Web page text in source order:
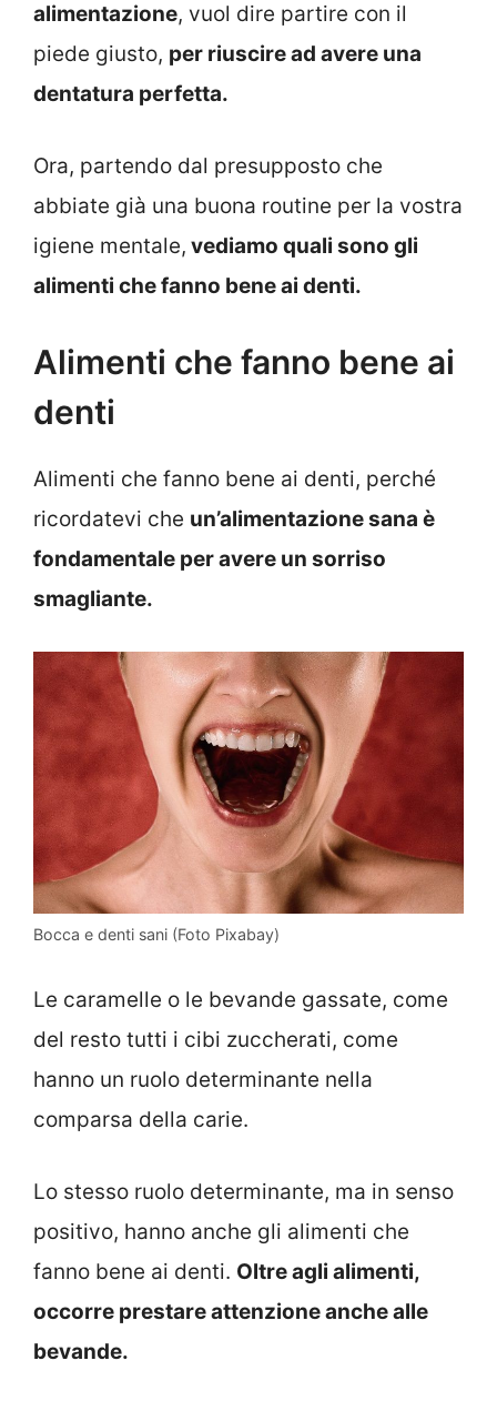
alimentazione, vuol dire partire con il
piede giusto, per riuscire ad avere una
dentatura perfetta.
Ora, partendo dal presupposto che
abbiate già una buona routine per la vostra
igiene mentale, vediamo quali sono gli
alimenti che fanno bene ai denti.
Alimenti che fanno bene ai
denti
Alimenti che fanno bene ai denti, perché
ricordatevi che un’alimentazione sana è
fondamentale per avere un sorriso
smagliante.
Bocca e denti sani (Foto Pixabay)
Le caramelle o le bevande gassate, come
del resto tutti i cibi zuccherati, come
hanno un ruolo determinante nella
comparsa della carie.
Lo stesso ruolo determinante, ma in senso
positivo, hanno anche gli alimenti che
fanno bene ai denti. Oltre agli alimenti,
occorre prestare attenzione anche alle
bevande.